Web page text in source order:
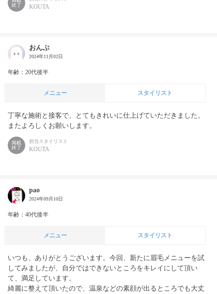
終了
KOUTA
おんぷ
2024年11月02日
年齢：20代後半
メニュー スタイリスト
丁寧な施術と接客で、とてもきれいに仕上げていただきました。
またよろしくお願いします。
掲載
終了
担当スタイリスト
KOUTA
pao
2024年09月10日
年齢：40代後半
メニュー スタイリスト
いつも、ありがとうございます。今回、新たに眉毛メニューを試
してみましたが、自分ではできないところをキレイにして頂い
て、満足しています。
綺麗に整えて頂いたので、温泉などの素顔が出るところでも大丈